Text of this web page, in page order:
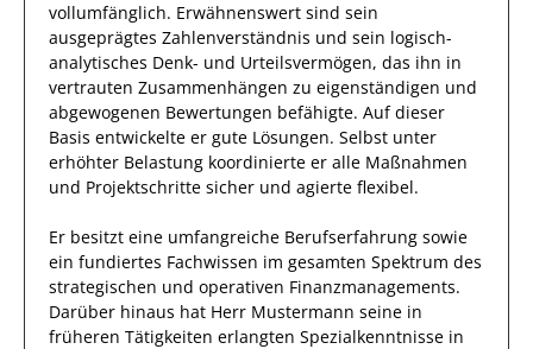
vollumfänglich. Erwähnenswert sind sein
ausgeprägtes Zahlenverständnis und sein logisch-
analytisches Denk- und Urteilsvermögen, das ihn in
vertrauten Zusammenhängen zu eigenständigen und
abgewogenen Bewertungen befähigte. Auf dieser
Basis entwickelte er gute Lösungen. Selbst unter
erhöhter Belastung koordinierte er alle Maßnahmen
und Projektschritte sicher und agierte flexibel.
Er besitzt eine umfangreiche Berufserfahrung sowie
ein fundiertes Fachwissen im gesamten Spektrum des
strategischen und operativen Finanzmanagements.
Darüber hinaus hat Herr Mustermann seine in
früheren Tätigkeiten erlangten Spezialkenntnisse in